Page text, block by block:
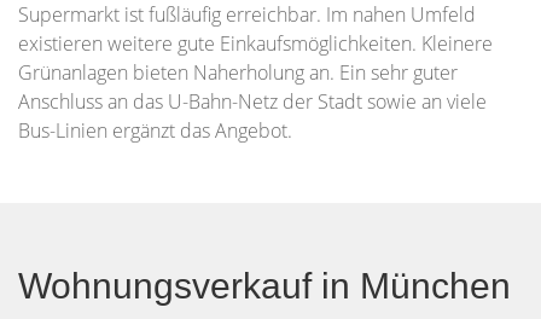
Supermarkt ist fußläufig erreichbar. Im nahen Umfeld
existieren weitere gute Einkaufsmöglichkeiten. Kleinere
Grünanlagen bieten Naherholung an. Ein sehr guter
Anschluss an das U-Bahn-Netz der Stadt sowie an viele
Bus-Linien ergänzt das Angebot.
Wohnungsverkauf in München